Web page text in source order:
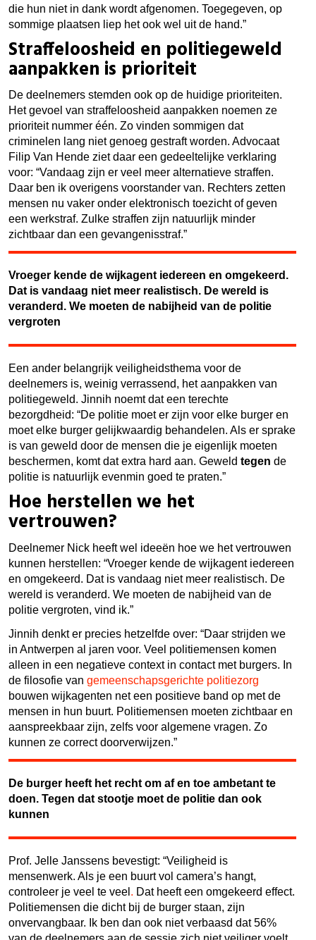
die hun niet in dank wordt afgenomen. Toegegeven, op
sommige plaatsen liep het ook wel uit de hand.”
Straffeloosheid en politiegeweld
aanpakken is prioriteit
De deelnemers stemden ook op de huidige prioriteiten.
Het gevoel van straffeloosheid aanpakken noemen ze
prioriteit nummer één. Zo vinden sommigen dat
criminelen lang niet genoeg gestraft worden. Advocaat
Filip Van Hende ziet daar een gedeeltelijke verklaring
voor: “Vandaag zijn er veel meer alternatieve straffen.
Daar ben ik overigens voorstander van. Rechters zetten
mensen nu vaker onder elektronisch toezicht of geven
een werkstraf. Zulke straffen zijn natuurlijk minder
zichtbaar dan een gevangenisstraf.”
Vroeger kende de wijkagent iedereen en omgekeerd.
Dat is vandaag niet meer realistisch. De wereld is
veranderd. We moeten de nabijheid van de politie
vergroten
Een ander belangrijk veiligheidsthema voor de
deelnemers is, weinig verrassend, het aanpakken van
politiegeweld. Jinnih noemt dat een terechte
bezorgdheid: “De politie moet er zijn voor elke burger en
moet elke burger gelijkwaardig behandelen. Als er sprake
is van geweld door de mensen die je eigenlijk moeten
beschermen, komt dat extra hard aan. Geweld tegen de
politie is natuurlijk evenmin goed te praten.”
Hoe herstellen we het
vertrouwen?
Deelnemer Nick heeft wel ideeën hoe we het vertrouwen
kunnen herstellen: “Vroeger kende de wijkagent iedereen
en omgekeerd. Dat is vandaag niet meer realistisch. De
wereld is veranderd. We moeten de nabijheid van de
politie vergroten, vind ik.”
Jinnih denkt er precies hetzelfde over: “Daar strijden we
in Antwerpen al jaren voor. Veel politiemensen komen
alleen in een negatieve context in contact met burgers. In
de filosofie van gemeenschapsgerichte politiezorg
bouwen wijkagenten net een positieve band op met de
mensen in hun buurt. Politiemensen moeten zichtbaar en
aanspreekbaar zijn, zelfs voor algemene vragen. Zo
kunnen ze correct doorverwijzen.”
De burger heeft het recht om af en toe ambetant te
doen. Tegen dat stootje moet de politie dan ook
kunnen
Prof. Jelle Janssens bevestigt: “Veiligheid is
mensenwerk. Als je een buurt vol camera’s hangt,
controleer je veel te veel . Dat heeft een omgekeerd effect.
Politiemensen die dicht bij de burger staan, zijn
onvervangbaar. Ik ben dan ook niet verbaasd dat 56%